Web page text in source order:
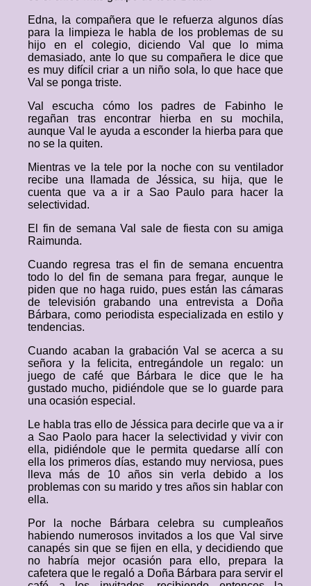
Edna, la compañera que le refuerza algunos días
para la limpieza le habla de los problemas de su
hijo en el colegio, diciendo Val que lo mima
demasiado, ante lo que su compañera le dice que
es muy difícil criar a un niño sola, lo que hace que
Val se ponga triste.
Val escucha cómo los padres de Fabinho le
regañan tras encontrar hierba en su mochila,
aunque Val le ayuda a esconder la hierba para que
no se la quiten.
Mientras ve la tele por la noche con su ventilador
recibe una llamada de Jéssica, su hija, que le
cuenta que va a ir a Sao Paulo para hacer la
selectividad.
El fin de semana Val sale de fiesta con su amiga
Raimunda.
Cuando regresa tras el fin de semana encuentra
todo lo del fin de semana para fregar, aunque le
piden que no haga ruido, pues están las cámaras
de televisión grabando una entrevista a Doña
Bárbara, como periodista especializada en estilo y
tendencias.
Cuando acaban la grabación Val se acerca a su
señora y la felicita, entregándole un regalo: un
juego de café que Bárbara le dice que le ha
gustado mucho, pidiéndole que se lo guarde para
una ocasión especial.
Le habla tras ello de Jéssica para decirle que va a ir
a Sao Paolo para hacer la selectividad y vivir con
ella, pidiéndole que le permita quedarse allí con
ella los primeros días, estando muy nerviosa, pues
lleva más de 10 años sin verla debido a los
problemas con su marido y tres años sin hablar con
ella.
Por la noche Bárbara celebra su cumpleaños
habiendo numerosos invitados a los que Val sirve
canapés sin que se fijen en ella, y decidiendo que
no habría mejor ocasión para ello, prepara la
cafetera que le regaló a Doña Bárbara para servir el